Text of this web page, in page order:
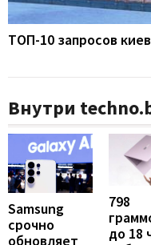
ТОП-10 запросов
Внутри
Samsung
срочно
обновляет
798
до 18